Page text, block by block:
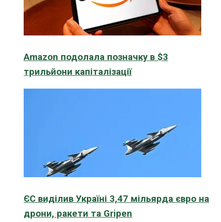
Amazon подолала позначку в $3
трильйони капіталізації
ЄС виділив Україні 3,47 мільярда євро на
дрони, ракети та Gripen